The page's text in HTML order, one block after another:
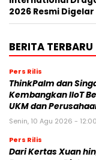
2026 Resmi Digelar
BERITA TERBARU
Pers Rilis
ThinkPalm dan
Kembangkan IIoT
UKM dan
Senin, 10 Agu 2026 -
Pers Rilis
Dari Kertas Xuan